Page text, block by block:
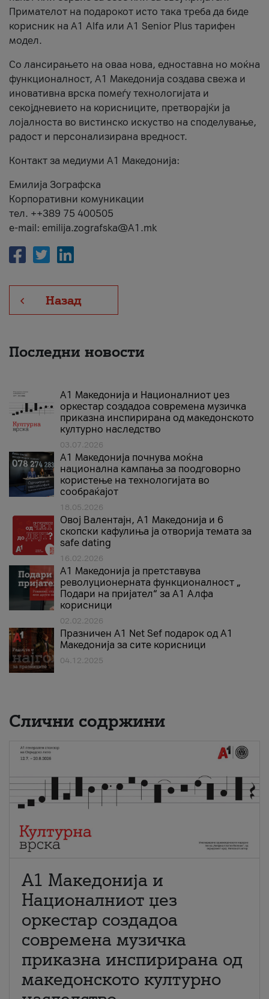
Примателот на подарокот исто така треба да биде
корисник на А1 Alfa или A1 Senior Plus тарифен
модел.
Со лансирањето на оваа нова, едноставна но моќна
функционалност, А1 Македонија создава свежа и
иновативна врска помеѓу технологијата и
секојдневието на корисниците, претворајќи ја
лојалноста во вистинско искуство на споделување,
радост и персонализирана вредност.
Контакт за медиуми А1 Македонија:
Емилија Зографска
Корпоративни комуникации
тел. ++389 75 400505
e-mail: emilija.zografska@A1.mk
Назад
Последни новости
А1 Македонија и Националниот џез
оркестар создадоа современа музичка
приказна инспирирана од македонското
културно наследство
03.07.2026
A1 Македонија почнува моќна
национална кампања за поодговорно
користење на технологијата во
сообраќајот
18.05.2026
Овој Валентајн, A1 Македонија и 6
скопски кафулиња ја отворија темата за
safe dating
16.02.2026
А1 Македонија ја претставува
револуционерната функционалност „
Подари на пријател“ за А1 Алфа
корисници
02.02.2026
Празничен A1 Net Sеf подарок од А1
Македонија за сите корисници
04.12.2025
Слични содржини
А1 Македонија и
Националниот џез
оркестар создадоа
современа музичка
приказна инспирирана од
македонското културно